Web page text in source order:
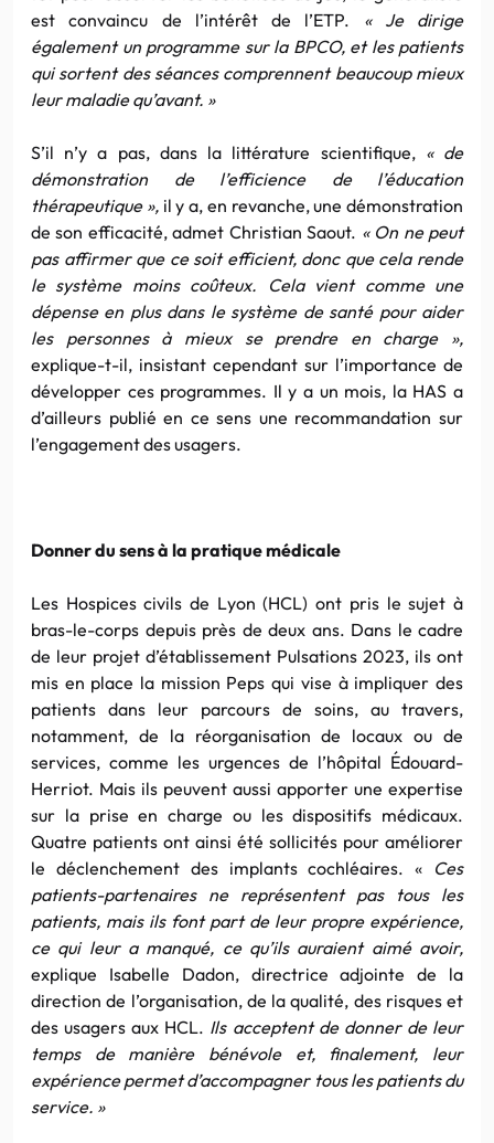
est convaincu de l’intérêt de l’ETP. « Je dirige
également un programme sur la BPCO, et les patients
qui sortent des séances comprennent beaucoup mieux
leur maladie qu’avant. »
S’il n’y a pas, dans la littérature scientifique, « de
démonstration de l’efficience de l’éducation
thérapeutique »,il y a, en revanche, une démonstration
de son efficacité, admet Christian Saout. « On ne peut
pas affirmer que ce soit efficient, donc que cela rende
le système moins coûteux. Cela vient comme une
dépense en plus dans le système de santé pour aider
les personnes à mieux se prendre en charge »,
explique-t-il, insistant cependant sur l’importance de
développer ces programmes. Il y a un mois, la HAS a
d’ailleurs publié en ce sens une recommandation sur
l’engagement des usagers.
Donner du sens à la pratique médicale
Les Hospices civils de Lyon (HCL) ont pris le sujet à
bras-le-corps depuis près de deux ans. Dans le cadre
de leur projet d’établissement Pulsations 2023, ils ont
mis en place la mission Peps qui vise à impliquer des
patients dans leur parcours de soins, au travers,
notamment, de la réorganisation de locaux ou de
services, comme les urgences de l’hôpital Édouard-
Herriot. Mais ils peuvent aussi apporter une expertise
sur la prise en charge ou les dispositifs médicaux.
Quatre patients ont ainsi été sollicités pour améliorer
le déclenchement des implants cochléaires. « Ces
patients-partenaires ne représentent pas tous les
patients, mais ils font part de leur propre expérience,
ce qui leur a manqué, ce qu’ils auraient aimé avoir,
explique Isabelle Dadon, directrice adjointe de la
direction de l’organisation, de la qualité, des risques et
des usagers aux HCL. Ils acceptent de donner de leur
temps de manière bénévole et, finalement, leur
expérience permet d’accompagner tous les patients du
service. »